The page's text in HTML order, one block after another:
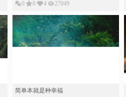
0
0 4 27049
简单本就是种幸福